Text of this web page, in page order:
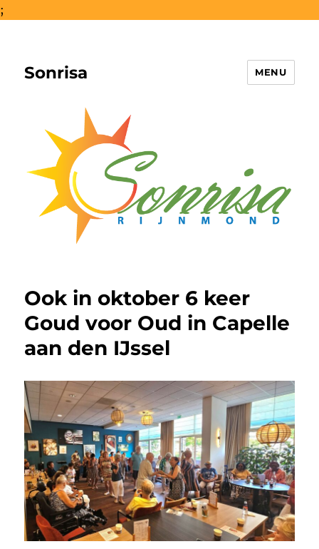
;
Sonrisa MENU
Ook in oktober 6 keer
Goud voor Oud in Capelle
aan den IJssel